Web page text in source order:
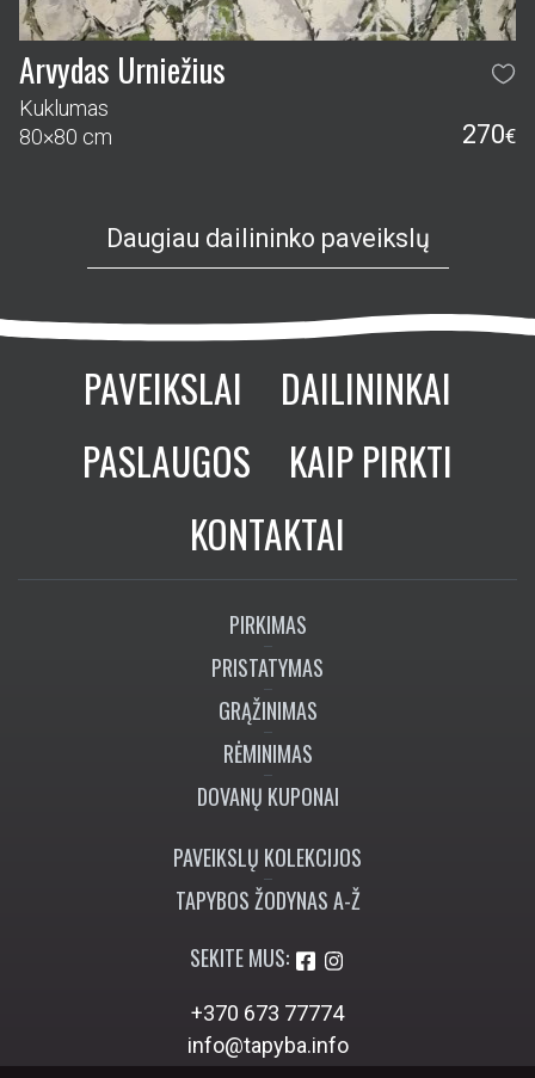
Arvydas Urniežius
Kuklumas
80×80 cm
270€
Daugiau dailininko paveikslų
PAVEIKSLAI
DAILININKAI
PASLAUGOS
KAIP PIRKTI
KONTAKTAI
PIRKIMAS
PRISTATYMAS
GRĄŽINIMAS
RĖMINIMAS
DOVANŲ KUPONAI
PAVEIKSLŲ KOLEKCIJOS
TAPYBOS ŽODYNAS A-Ž
SEKITE MUS:
+370 673 77774
info@tapyba.info